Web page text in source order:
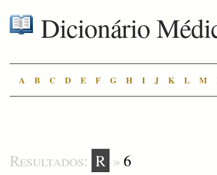
Dicionário
A B C D E F G H I J K L M
Resultados: R » 6